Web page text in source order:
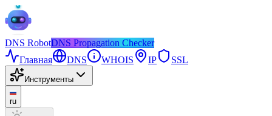
DNS RobotDNS Propagation Checker
Главная
DNS WHOIS IP SSL
Инструменты
ru